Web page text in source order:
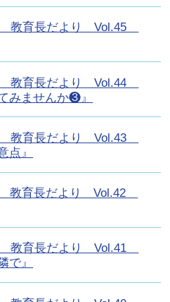
教育長だより Vol.45
教育長だより Vol.44
みませんか❸』
教育長だより Vol.43
点』
教育長だより Vol.42
教育長だより Vol.41
で』